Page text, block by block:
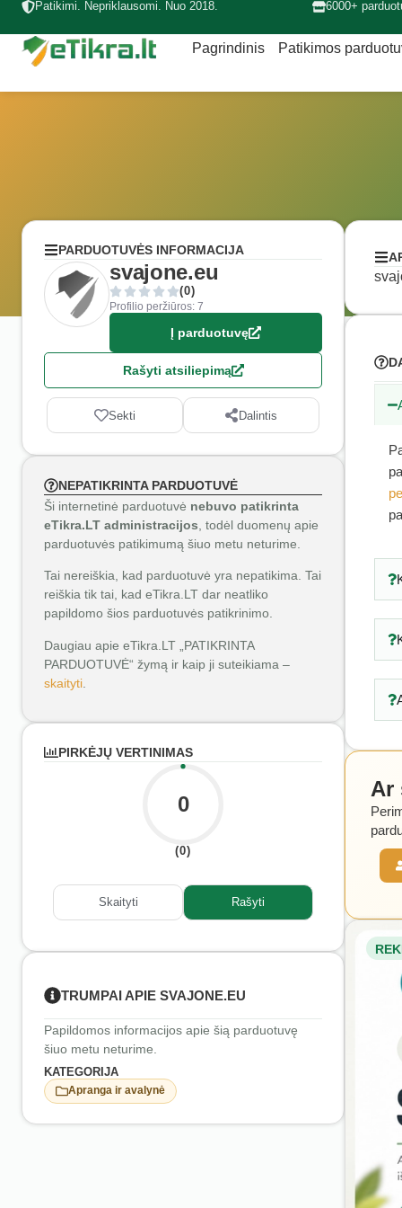
Patikimi. Nepriklausomi. Nuo 2018. 6000+
Pagrindinis Patikimos
PARDUOTUVĖS INFORMACIJA
svajone.eu
(0)
Profilio peržiūros: 7
Į parduotuvę
Rašyti atsiliepimą
Sekti Dalintis
NEPATIKRINTA PARDUOTUVĖ
Ši internetinė parduotuvė nebuvo patikrinta
eTikra.LT administracijos , todėl duomenų apie
parduotuvės patikimumą šiuo metu neturime.
Tai nereiškia, kad parduotuvė yra nepatikima. Tai
reiškia tik tai, kad eTikra.LT dar neatliko
papildomo šios parduotuvės patikrinimo.
Daugiau apie eTikra.LT „PATIKRINTA
PARDUOTUVĖ“ žymą ir kaip ji suteikiama –
skaityti
PIRKĖJŲ VERTINIMAS
0
(0)
Skaityti Rašyti
TRUMPAI APIE SVAJONE.EU
Papildomos informacijos apie šią parduotuvę
šiuo metu neturime.
KATEGORIJA
Apranga ir avalynė
Ar